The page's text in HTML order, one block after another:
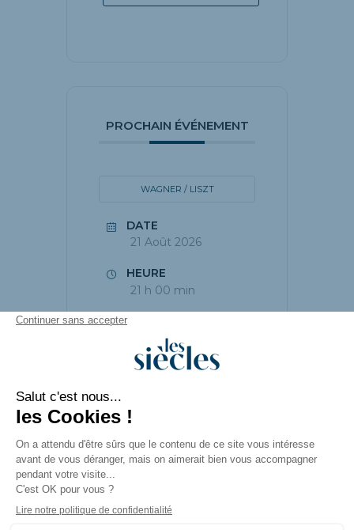
PROCHAIN ÉVÉNEMENT
WAGNER / LISZT
DATE
21 Août 2026
HEURE
21 h 00 min
PARTAGEZ CET